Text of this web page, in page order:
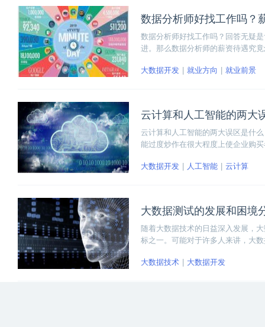
数据分析师好找工作吗？
数据分析师好找工作吗？回答无疑
进。那么数据分析师的薪资待遇究
大数据开发
就业方向 就业前景
云计算和人工智能的两大
云计算和人工智能的两大误区是什
能过度炒作在很大程度上使企业购
大数据开发 人工智能 云计算
大数据测试的发展和困境
随着大数据技术的日益深入发展，
标之一。可能对于许多人来讲，大
我们一起来看看！
大数据技术 大数据开发